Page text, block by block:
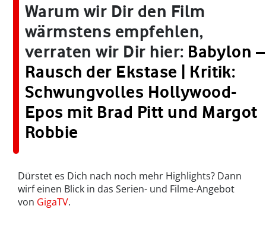
Warum wir Dir den Film
wärmstens empfehlen,
verraten wir Dir hier: Babylon –
Rausch der Ekstase | Kritik:
Schwungvolles Hollywood-
Epos mit Brad Pitt und Margot
Robbie
Dürstet es Dich nach noch mehr Highlights? Dann
wirf einen Blick in das Serien- und Filme-Angebot
von GigaTV.